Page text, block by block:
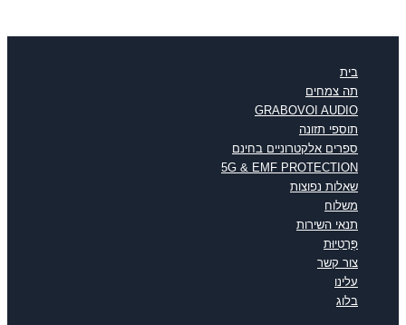
בית
תה צמחים
GRABOVOI AUDIO
תוספי תזונה
ספרים אלקטרוניים בחינם
5G & EMF PROTECTION
שאלות נפוצות
משלוח
תנאי השירות
פְּרָטִיוּת
צור קשר
עלינו
בלוג